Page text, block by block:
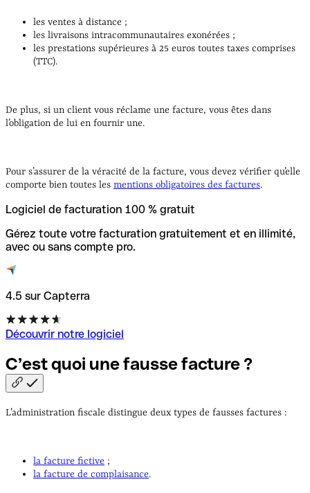
les ventes à distance ;
les livraisons intracommunautaires exonérées ;
les prestations supérieures à 25 euros toutes taxes comprises
(TTC).
De plus, si un client vous réclame une facture, vous êtes dans
l’obligation de lui en fournir une.
Pour s’assurer de la véracité de la facture, vous devez vérifier qu’elle
comporte bien toutes les mentions obligatoires des factures.
Logiciel de facturation 100 % gratuit
Gérez toute votre facturation gratuitement et en illimité,
avec ou sans compte pro.
4.5 sur Capterra
Découvrir notre logiciel
C’est quoi une fausse facture ?
L’administration fiscale distingue deux types de fausses factures :
la facture fictive ;
la facture de complaisance.